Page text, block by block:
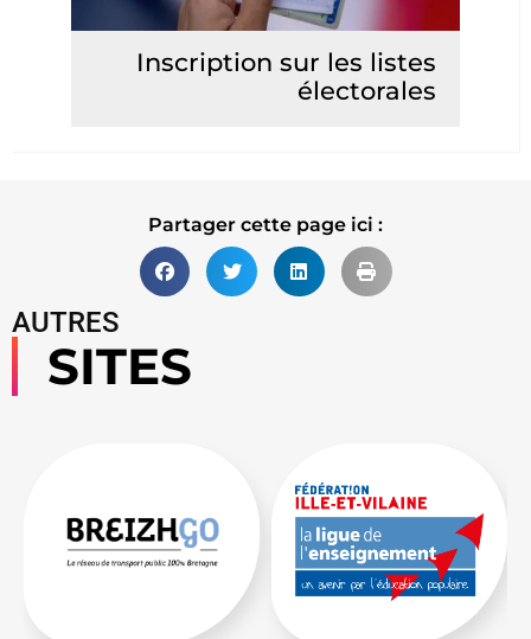
Inscription sur les listes
électorales
Partager cette page ici :
AUTRES
SITES